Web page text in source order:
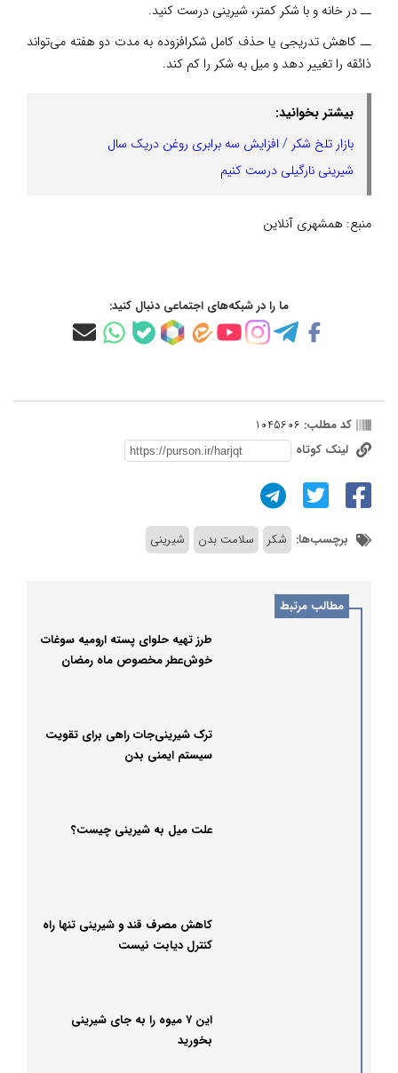
ــ در خانه و با شکر کمتر، شیرینی درست کنید.
ــ کاهش تدریجی یا حذف کامل شکرافزوده به مدت دو هفته می‌تواند
ذائقه را تغییر دهد و میل به شکر را کم کند.
بیشتر بخوانید:
بازار تلخ شکر / افزایش سه برابری روغن دریک سال
شیرینی نارگیلی درست کنیم
منبع: همشهری آنلاین
ما را در شبکه‌های اجتماعی دنبال کنید:
کد مطلب: 1045606
لینک کوتاه
برچسب‌ها: شکر سلامت بدن شیرینی
مطالب مرتبط
طرز تهیه حلوای پسته ارومیه سوغات
خوش‌عطر مخصوص ماه رمضان
ترک شیرینی‌جات راهی برای تقویت
سیستم ایمنی بدن
علت میل به شیرینی چیست؟
کاهش مصرف قند و شیرینی تنها راه
کنترل دیابت نیست
این ۷ میوه را به جای شیرینی
بخورید